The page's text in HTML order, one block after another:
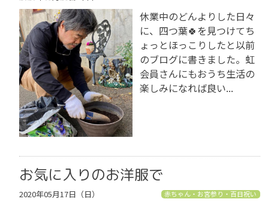
休業中のどんよりした日々
に、四つ葉🍀を見つけてち
ょっとほっこりしたと以前
のブログに書きました。虹
会員さんにもおうち生活の
楽しみになれば良い...
お気に入りのお洋服で
2020年05月17日（日） 赤ちゃん・お宮参り・百日祝い